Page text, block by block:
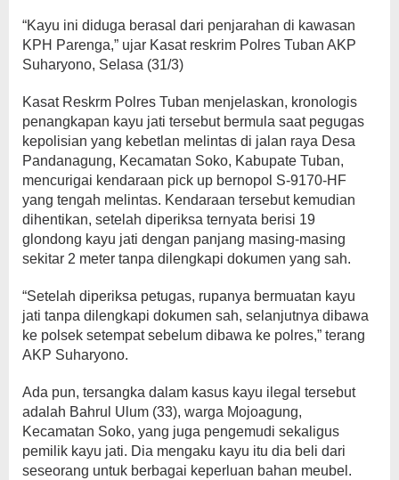
“Kayu ini diduga berasal dari penjarahan di kawasan
KPH Parenga,” ujar Kasat reskrim Polres Tuban AKP
Suharyono, Selasa (31/3)
Kasat Reskrm Polres Tuban menjelaskan, kronologis
penangkapan kayu jati tersebut bermula saat pegugas
kepolisian yang kebetlan melintas di jalan raya Desa
Pandanagung, Kecamatan Soko, Kabupate Tuban,
mencurigai kendaraan pick up bernopol S-9170-HF
yang tengah melintas. Kendaraan tersebut kemudian
dihentikan, setelah diperiksa ternyata berisi 19
glondong kayu jati dengan panjang masing-masing
sekitar 2 meter tanpa dilengkapi dokumen yang sah.
“Setelah diperiksa petugas, rupanya bermuatan kayu
jati tanpa dilengkapi dokumen sah, selanjutnya dibawa
ke polsek setempat sebelum dibawa ke polres,” terang
AKP Suharyono.
Ada pun, tersangka dalam kasus kayu ilegal tersebut
adalah Bahrul Ulum (33), warga Mojoagung,
Kecamatan Soko, yang juga pengemudi sekaligus
pemilik kayu jati. Dia mengaku kayu itu dia beli dari
seseorang untuk berbagai keperluan bahan meubel.